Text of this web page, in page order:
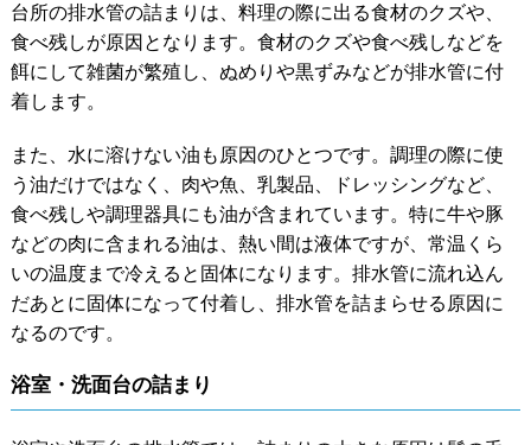
台所の排水管の詰まりは、料理の際に出る食材のクズや、
食べ残しが原因となります。食材のクズや食べ残しなどを
餌にして雑菌が繁殖し、ぬめりや黒ずみなどが排水管に付
着します。
また、水に溶けない油も原因のひとつです。調理の際に使
う油だけではなく、肉や魚、乳製品、ドレッシングなど、
食べ残しや調理器具にも油が含まれています。特に牛や豚
などの肉に含まれる油は、熱い間は液体ですが、常温くら
いの温度まで冷えると固体になります。排水管に流れ込ん
だあとに固体になって付着し、排水管を詰まらせる原因に
なるのです。
浴室・洗面台の詰まり